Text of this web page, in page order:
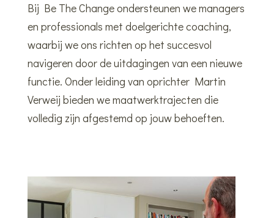
Bij Be The Change ondersteunen we managers
en professionals met doelgerichte coaching,
waarbij we ons richten op het succesvol
navigeren door de uitdagingen van een nieuwe
functie. Onder leiding van oprichter Martin
Verweij bieden we maatwerktrajecten die
volledig zijn afgestemd op jouw behoeften.